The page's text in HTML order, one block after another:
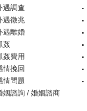
遇調查
遇徵兆
遇離婚
姦
姦費用
情挽回
情問題
姻諮詢 / 婚姻諮商